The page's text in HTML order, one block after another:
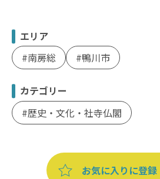
エリア
南房総
鴨川市
カテゴリー
歴史・文化・社寺仏閣
お気に入りに登録